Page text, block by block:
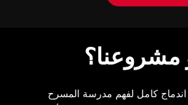
مشروعنا؟
كامل لفهم مدرسة المسرح